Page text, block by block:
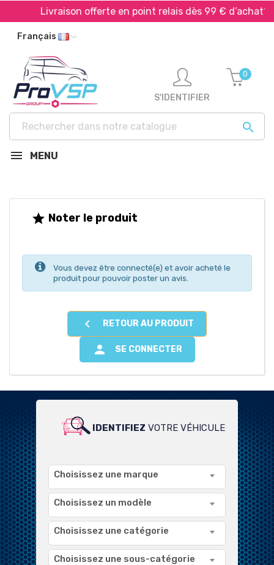
Livraison offerte en point relais dès 99 € d’achat*
Français

S'IDENTIFIER
0
MENU
 Noter le produit
Vous devez être connecté(e) et avoir acheté le
produit pour pouvoir poster un avis.
 RETOUR AU PRODUIT
 SE CONNECTER
IDENTIFIEZ VOTRE VÉHICULE
POUR UN LARGE CHOIX DE
Choisissez une marque
Choisissez un modèle
Choisissez une catégorie
Choisissez une sous-catégorie